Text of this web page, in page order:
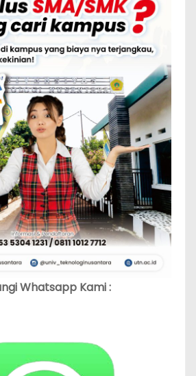
Whatsapp Kami :